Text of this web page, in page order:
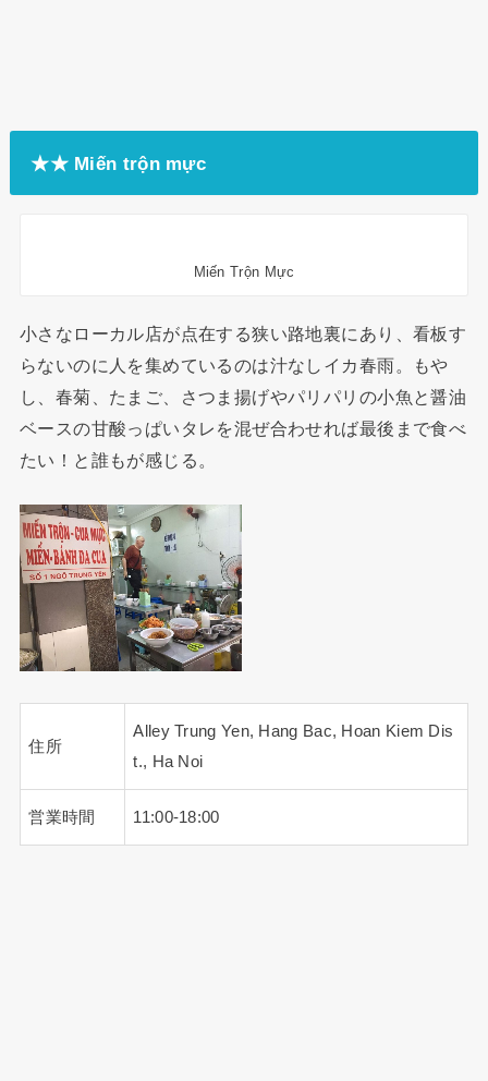
★★ Miến trộn mực
Miến Trộn Mực
小さなローカル店が点在する狭い路地裏にあり、看板す
らないのに人を集めているのは汁なしイカ春雨。もや
し、春菊、たまご、さつま揚げやパリパリの小魚と醤油
ベースの甘酸っぱいタレを混ぜ合わせれば最後まで食べ
たい！と誰もが感じる。
住所
Alley Trung Yen, Hang Bac, Hoan Kiem Dis
t., Ha Noi
営業時間 11:00-18:00